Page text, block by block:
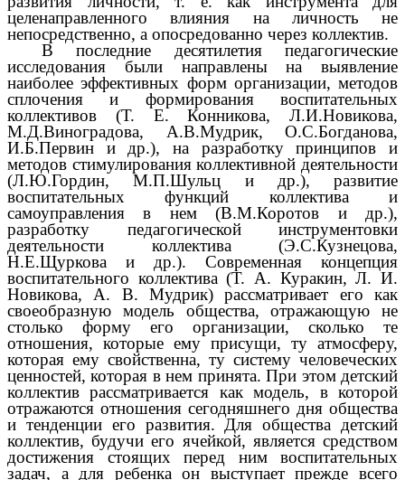
целенаправленного влияния на личность не
непосредственно, а опосредованно через коллектив.
В последние десятилетия педагогические
исследования были направлены на выявление
наиболее эффективных форм организации, методов
сплочения и формирования воспитательных
коллективов (Т. Е. Конникова, Л.И.Новикова,
М.Д.Виноградова, А.В.Мудрик, О.С.Богданова,
И.Б.Первин и др.), на разработку принципов и
методов стимулирования коллективной деятельности
(Л.Ю.Гордин, М.П.Шульц и др.), развитие
воспитательных функций коллектива и
самоуправления в нем (В.М.Коротов и др.),
разработку педагогической инструментовки
деятельности коллектива (Э.С.Кузнецова,
Н.Е.Щуркова и др.). Современная концепция
воспитательного коллектива (Т. А. Куракин, Л. И.
Новикова, А. В. Мудрик) рассматривает его как
своеобразную модель общества, отражающую не
столько форму его организации, сколько те
отношения, которые ему присущи, ту атмосферу,
которая ему свойственна, ту систему человеческих
ценностей, которая в нем принята. При этом детский
коллектив рассматривается как модель, в которой
отражаются отношения сегодняшнего дня общества
и тенденции его развития. Для общества детский
коллектив, будучи его ячейкой, является средством
достижения стоящих перед ним воспитательных
задач, а для ребенка он выступает прежде всего